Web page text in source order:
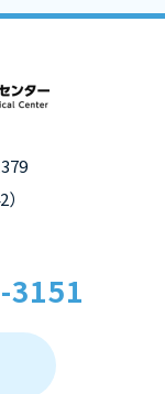
3151